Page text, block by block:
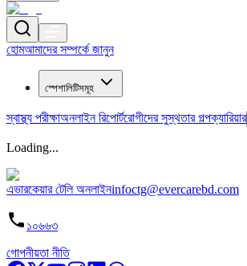
হোমআমাদের সম্পর্কে জানুন
স্পেশালিটিসমূহ
স্বাস্থ্য পরীক্ষাঅনলাইন রিপোর্টরোগীদের সুস্থতার গল্পক্যারিয়ার
Loading...
এভারকেয়ার টেলি অনলাইনinfoctg@evercarebd.com
১০৬৬৩
গোপনীয়তা নীতি